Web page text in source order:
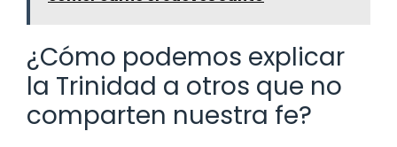
¿Cómo podemos explicar
la Trinidad a otros que no
comparten nuestra fe?